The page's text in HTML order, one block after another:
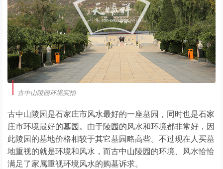
古中山陵园环境实拍
古中山陵园是石家庄市风水最好的一座墓园，同时也是石家
庄市环境最好的墓园。由于陵园的风水和环境都非常好，因
此陵园的墓地价格相较于其它墓园略高些。不过现在人买墓
地重视的就是环境和风水，而古中山陵园的环境、风水恰恰
满足了家属重视环境风水的购墓诉求。